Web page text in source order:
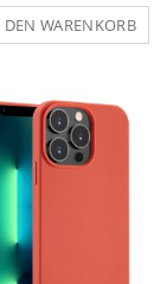
DEN WARENKORB